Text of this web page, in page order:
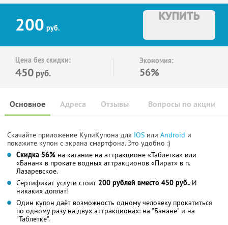
200 руб.
КУПИТЬ
Цена без скидки:
450 руб.
Экономия:
56%
Основное Отзывы Вопросы по акции
Адреса
Скачайте приложение КупиКупона для IOS или Android и
покажите купон с экрана смартфона. Это удобно :)
Скидка 56% на катание на аттракционе «Таблетка» или
«Банан» в прокате водных аттракционов «Пират» в п.
Лазаревское.
Сертификат услуги стоит 200 рублей вместо 450 руб.. И
никаких доплат!
Один купон даёт возможность одному человеку прокатиться
по одному разу на двух аттракционах: на "Банане" и на
"Таблетке".